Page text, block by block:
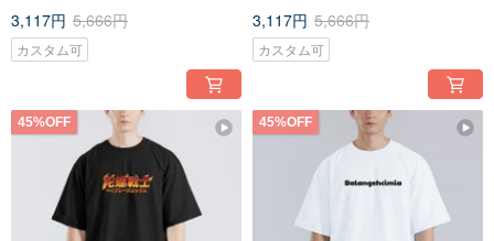
冷感、黒 T。
3,117円 5,666円
カスタム可
エット、アメリカンコットン
100%、白 T シャツ
3,117円 5,666円
カスタム可
45%OFF 45%OFF